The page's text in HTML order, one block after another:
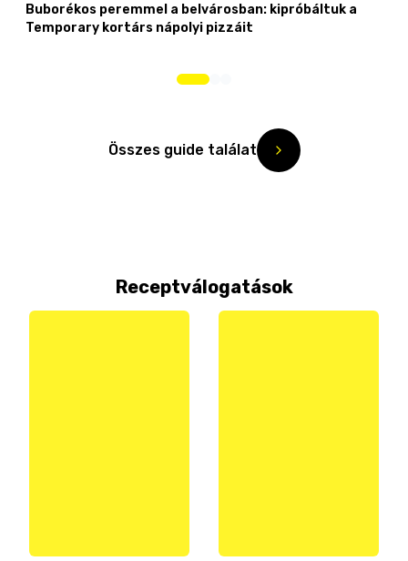
Buborékos peremmel a belvárosban: kipróbáltuk a
Temporary kortárs nápolyi pizzáit
Összes guide találat
Receptválogatások